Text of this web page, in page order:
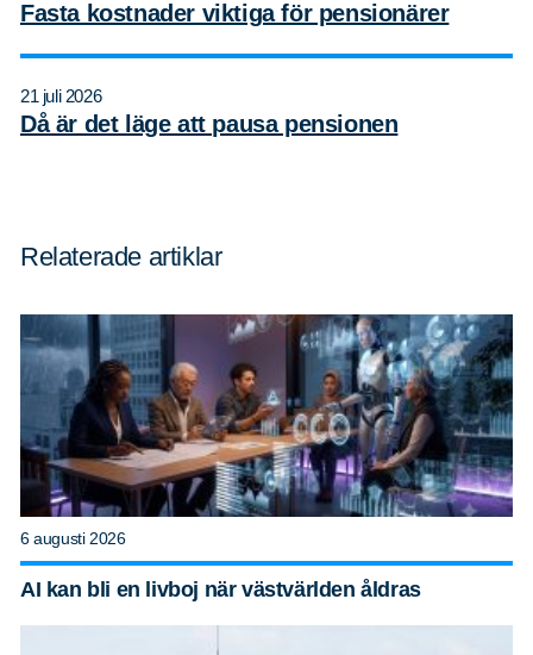
Fasta kostnader viktiga för pensionärer
21 juli 2026
Då är det läge att pausa pensionen
Relaterade artiklar
6 augusti 2026
AI kan bli en livboj när västvärlden åldras